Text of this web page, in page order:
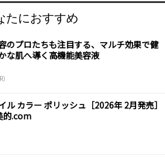
たにおすすめ
のプロたちも注目する、マルチ効果で健
な肌へ導く高機能美容液
）
ル カラー ポリッシュ［2026年 2月発売］
的.com